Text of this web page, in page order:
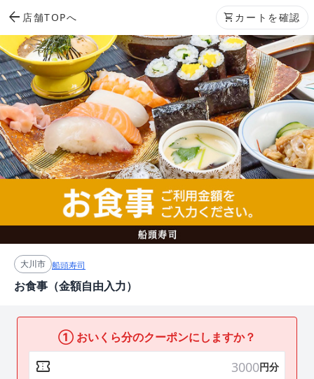
arrow_back 店舗TOPへ shopping_cart カートを確認
大川市 船頭寿司
お食事（金額自由入力）
① おいくら分のクーポンにしますか？
confirmation_number 円分